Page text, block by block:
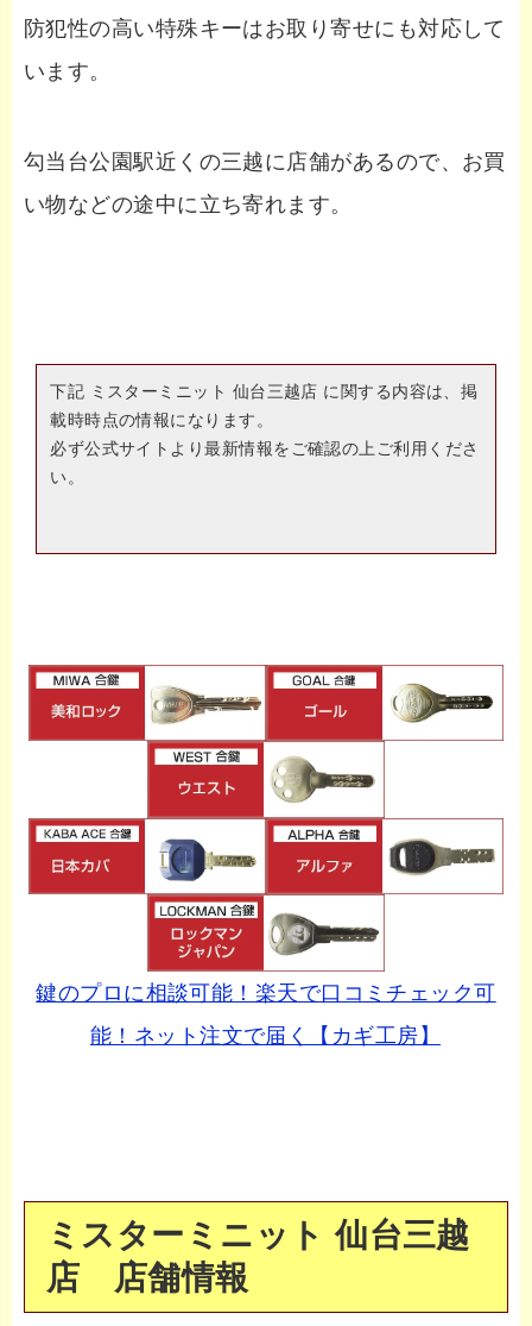
防犯性の高い特殊キーはお取り寄せにも対応して
います。
勾当台公園駅近くの三越に店舗があるので、お買
い物などの途中に立ち寄れます。
下記 ミスターミニット 仙台三越店 に関する内容は、掲
載時時点の情報になります。
必ず公式サイトより最新情報をご確認の上ご利用くださ
い。
鍵のプロに相談可能！楽天で口コミチェック可
能！ネット注文で届く【カギ工房】
ミスターミニット 仙台三越
店 店舗情報